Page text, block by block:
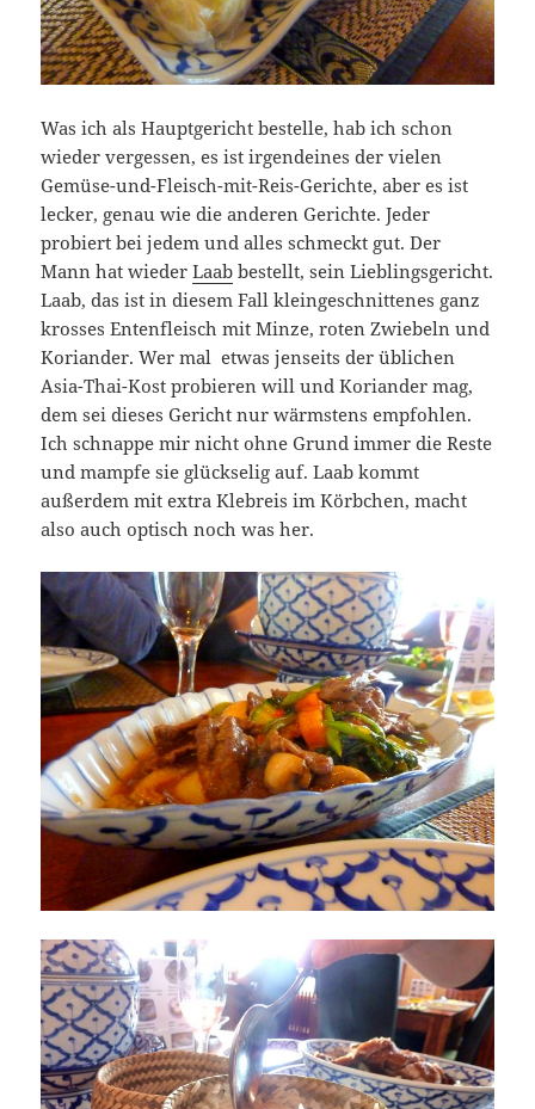
Was ich als Hauptgericht bestelle, hab ich schon
wieder vergessen, es ist irgendeines der vielen
Gemüse-und-Fleisch-mit-Reis-Gerichte, aber es ist
lecker, genau wie die anderen Gerichte. Jeder
probiert bei jedem und alles schmeckt gut. Der
Mann hat wiederLaab bestellt, sein Lieblingsgericht.
Laab, das ist in diesem Fall kleingeschnittenes ganz
krosses Entenfleisch mit Minze, roten Zwiebeln und
Koriander. Wer mal etwas jenseits der üblichen
Asia-Thai-Kost probieren will und Koriander mag,
dem sei dieses Gericht nur wärmstens empfohlen.
Ich schnappe mir nicht ohne Grund immer die Reste
und mampfe sie glückselig auf. Laab kommt
außerdem mit extra Klebreis im Körbchen, macht
also auch optisch noch was her.